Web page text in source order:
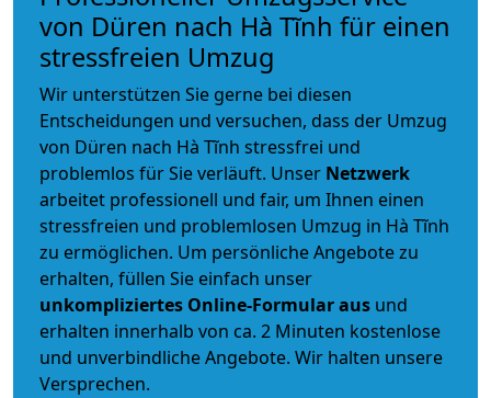
von Düren nach Hà Tĩnh für einen
stressfreien Umzug
Wir unterstützen Sie gerne bei diesen
Entscheidungen und versuchen, dass der Umzug
von Düren nach Hà Tĩnh stressfrei und
problemlos für Sie verläuft. Unser Netzwerk
arbeitet professionell und fair, um Ihnen einen
stressfreien und problemlosen Umzug in Hà Tĩnh
zu ermöglichen. Um persönliche Angebote zu
erhalten, füllen Sie einfach unser
unkompliziertes Online-Formular aus und
erhalten innerhalb von ca. 2 Minuten kostenlose
und unverbindliche Angebote. Wir halten unsere
Versprechen.